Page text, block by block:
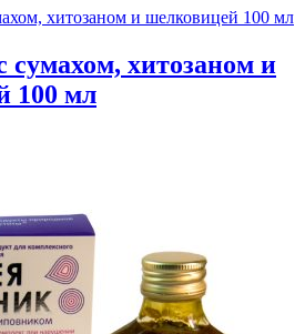
сумахом, хитозаном и
100 мл